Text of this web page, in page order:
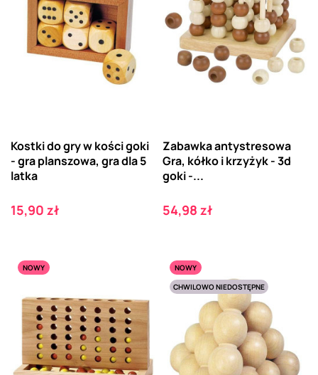
Kostki do gry w kości goki
- gra planszowa, gra dla 5
latka
Cena
15,90 zł
Zabawka antystresowa
Gra, kółko i krzyżyk - 3d
goki -...
Cena
54,98 zł
NOWY
NOWY
CHWILOWO NIEDOSTĘPNE